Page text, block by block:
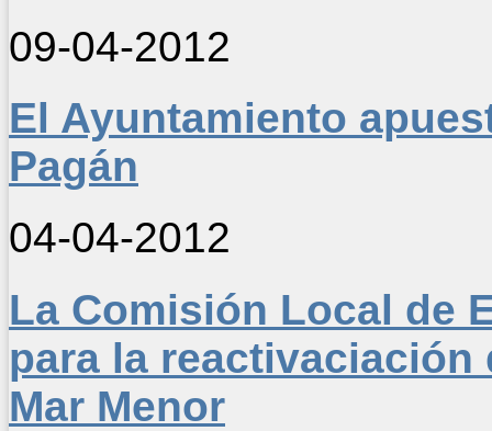
09-04-2012
El Ayuntamiento
Pagán
04-04-2012
La Comisión Local de
para la reactivaciación
Mar Menor